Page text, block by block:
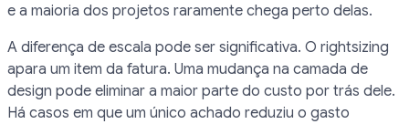
e a maioria dos projetos raramente chega perto delas.
A diferença de escala pode ser significativa. O rightsizing
apara um item da fatura. Uma mudança na camada de
design pode eliminar a maior parte do custo por trás dele.
Há casos em que um único achado reduziu o gasto